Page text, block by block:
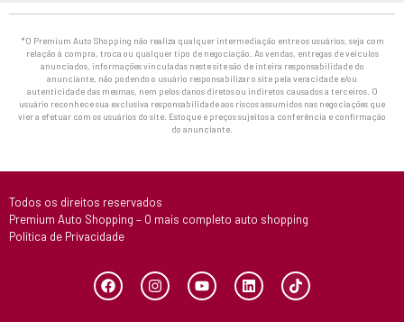
*O Premium Auto Shopping não realiza qualquer intermediação entre os usuários, seja com
relação à compra, troca ou qualquer tipo de negociação. As vendas, entregas de veículos
anunciados, informações vinculadas neste site são de inteira responsabilidade do
anunciante, não podendo o usuário responsabilizar o site pela veracidade e/ou
autenticidade das mesmas, nem pelos danos diretos ou indiretos causados a terceiros. O
usuário reconhece sua exclusiva responsabilidade aos riscos assumidos nas negociações que
vier a efetuar com os usuários do site. Estoque e preços sujeitos a conferência e confirmação
do anunciante.
Todos os direitos reservados
Premium Auto Shopping – O mais completo auto shopping
Política de Privacidade